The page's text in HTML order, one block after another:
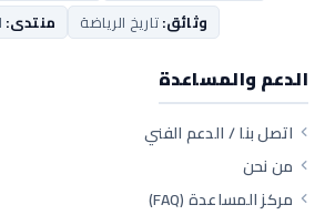
وثائق:تاريخ الرياضة منتدى:
الدعم والمساعدة
اتصل بنا / الدعم الفني
من نحن
مركز المساعدة (FAQ)